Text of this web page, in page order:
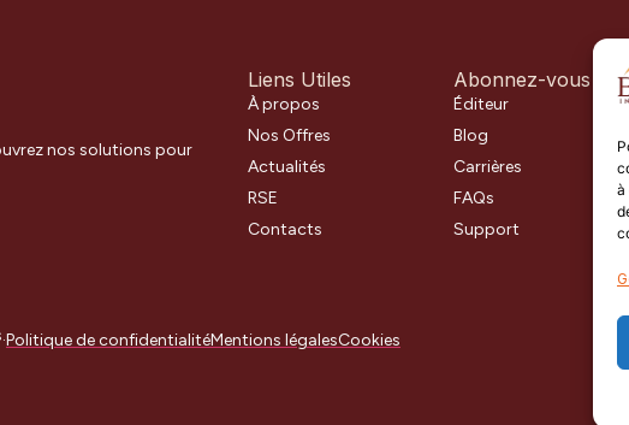
à
nos solutions pour
Liens Utiles
À propos
Nos Offres
Actualités
RSE
Contacts
Abonnez-vous
Éditeur
Blog
Carrières
FAQs
Support
Politique de confidentialitéMentions légalesCookies